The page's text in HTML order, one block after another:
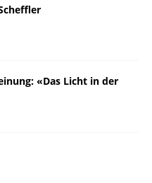
«Das Licht in der